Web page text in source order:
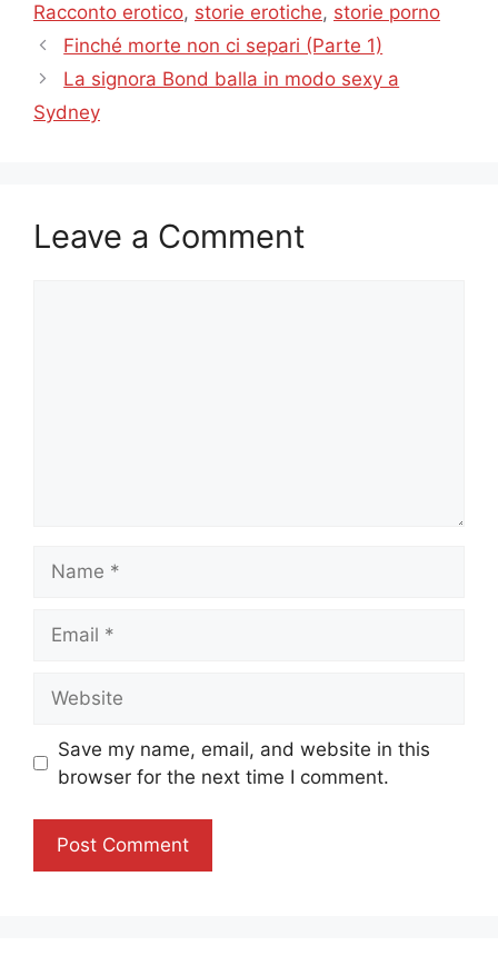
Racconto erotico, storie erotiche, storie porno
Finché morte non ci separi (Parte 1)
La signora Bond balla in modo sexy a
Sydney
Leave a Comment
Save my name, email, and website in this
browser for the next time I comment.